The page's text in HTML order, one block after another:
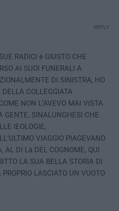
RADICI è GIUSTO CHE
AI SUOI FUNERALI A
DI SINISTRA, HO
COLLEGGIATA
NON L’AVEVO MAI VISTA.
GENTE, SINALUNGHESI CHE
IEOLOGIE,
VIAGGIO PIAGEVANO
AL DI Là DEL COGNOME, QUI
LA SUA BELLA STORIA DI
LASCIATO UN VUOTO
REPLY